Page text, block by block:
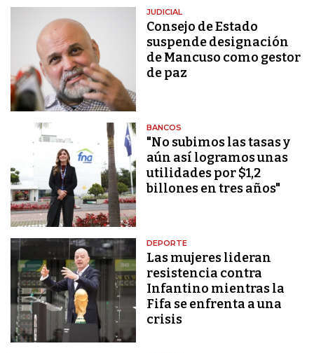
JUDICIAL
Consejo de Estado
suspende designación
de Mancuso como gestor
de paz
BANCOS
"No subimos las tasas y
aún así logramos unas
utilidades por $1,2
billones en tres años"
DEPORTE
Las mujeres lideran
resistencia contra
Infantino mientras la
Fifa se enfrenta a una
crisis